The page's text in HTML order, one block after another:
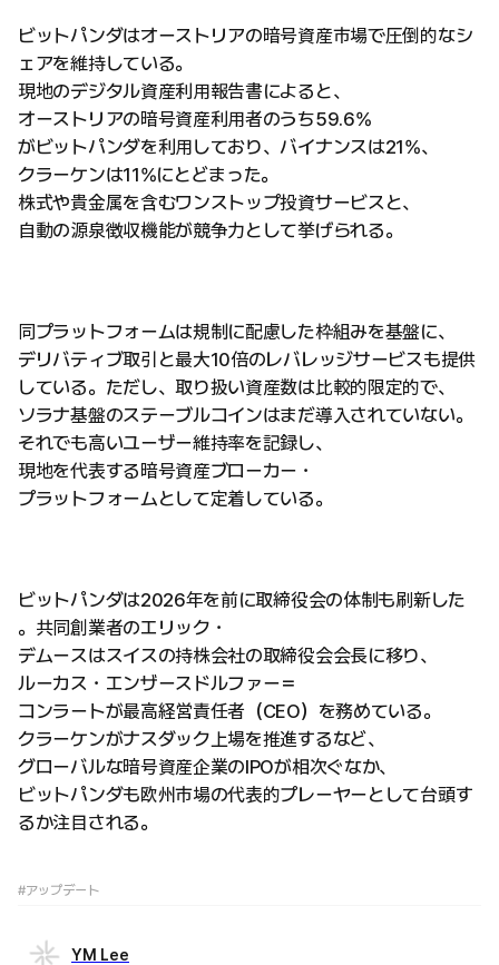
ビットパンダはオーストリアの暗号資産市場で圧倒的なシ
ェアを維持している。
現地のデジタル資産利用報告書によると、
オーストリアの暗号資産利用者のうち59.6%
がビットパンダを利用しており、バイナンスは21%、
クラーケンは11%にとどまった。
株式や貴金属を含むワンストップ投資サービスと、
自動の源泉徴収機能が競争力として挙げられる。
同プラットフォームは規制に配慮した枠組みを基盤に、
デリバティブ取引と最大10倍のレバレッジサービスも提供
している。ただし、取り扱い資産数は比較的限定的で、
ソラナ基盤のステーブルコインはまだ導入されていない。
それでも高いユーザー維持率を記録し、
現地を代表する暗号資産ブローカー・
プラットフォームとして定着している。
ビットパンダは2026年を前に取締役会の体制も刷新した
。共同創業者のエリック・
デムースはスイスの持株会社の取締役会会長に移り、
ルーカス・エンザースドルファー＝
コンラートが最高経営責任者（CEO）を務めている。
クラーケンがナスダック上場を推進するなど、
グローバルな暗号資産企業のIPOが相次ぐなか、
ビットパンダも欧州市場の代表的プレーヤーとして台頭す
るか注目される。
#アップデート
YM Lee